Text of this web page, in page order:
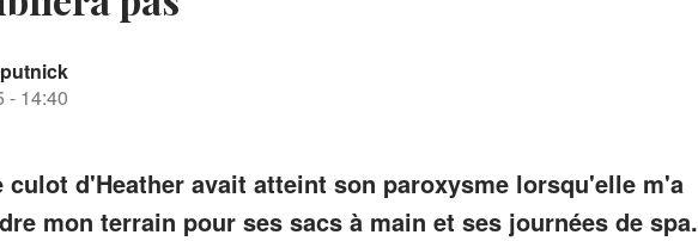
- 14:40
culot d'Heather avait atteint son paroxysme lorsqu'elle m'a
mon terrain pour ses sacs à main et ses journées de spa.